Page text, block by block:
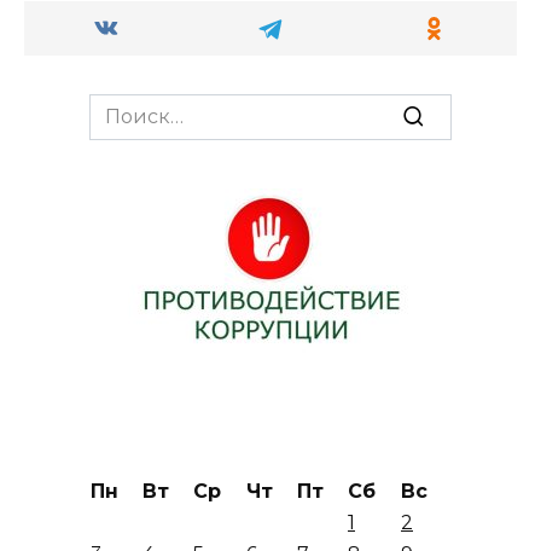
Search
for:
Пн Вт Ср Чт Пт Сб
Вс
1
2